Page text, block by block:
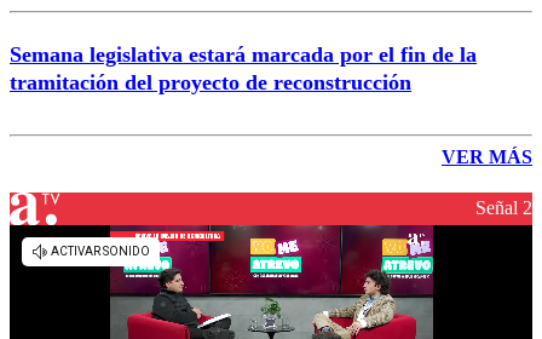
Semana legislativa estará marcada por el fin de la
tramitación del proyecto de reconstrucción
VER MÁS
Señal 2